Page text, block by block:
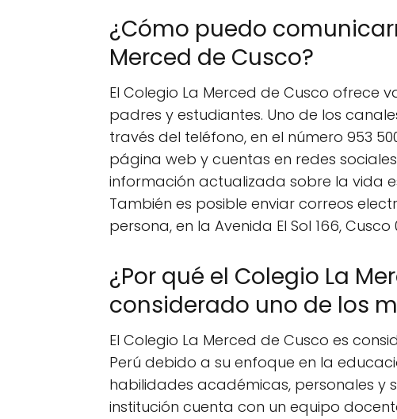
¿Cómo puedo
Merced de Cusco?
El Colegio La Merced de Cusco ofrece
padres y estudiantes. Uno de los
través del teléfono, en el número 953
página web y cuentas en redes
información actualizada sobre la vida
También es posible enviar correos
persona, en la Avenida El Sol 166, Cusco
¿Por qué el Colegio La
considerado uno de los
El Colegio La Merced de Cusco es
Perú debido a su enfoque en la
habilidades académicas, personales y
institución cuenta con un equipo